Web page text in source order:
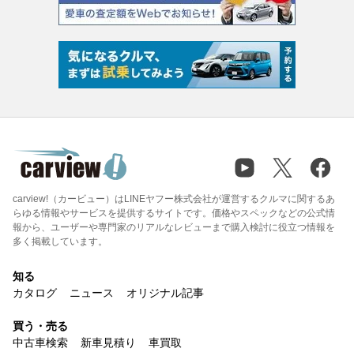
carview!（カービュー）はLINEヤフー株式会社が運営するクルマに関するあ
らゆる情報やサービスを提供するサイトです。価格やスペックなどの公式情
報から、ユーザーや専門家のリアルなレビューまで購入検討に役立つ情報を
多く掲載しています。
知る
カタログ
ニュース オリジナル記事
買う・売る
中古車検索
新車見積り 車買取